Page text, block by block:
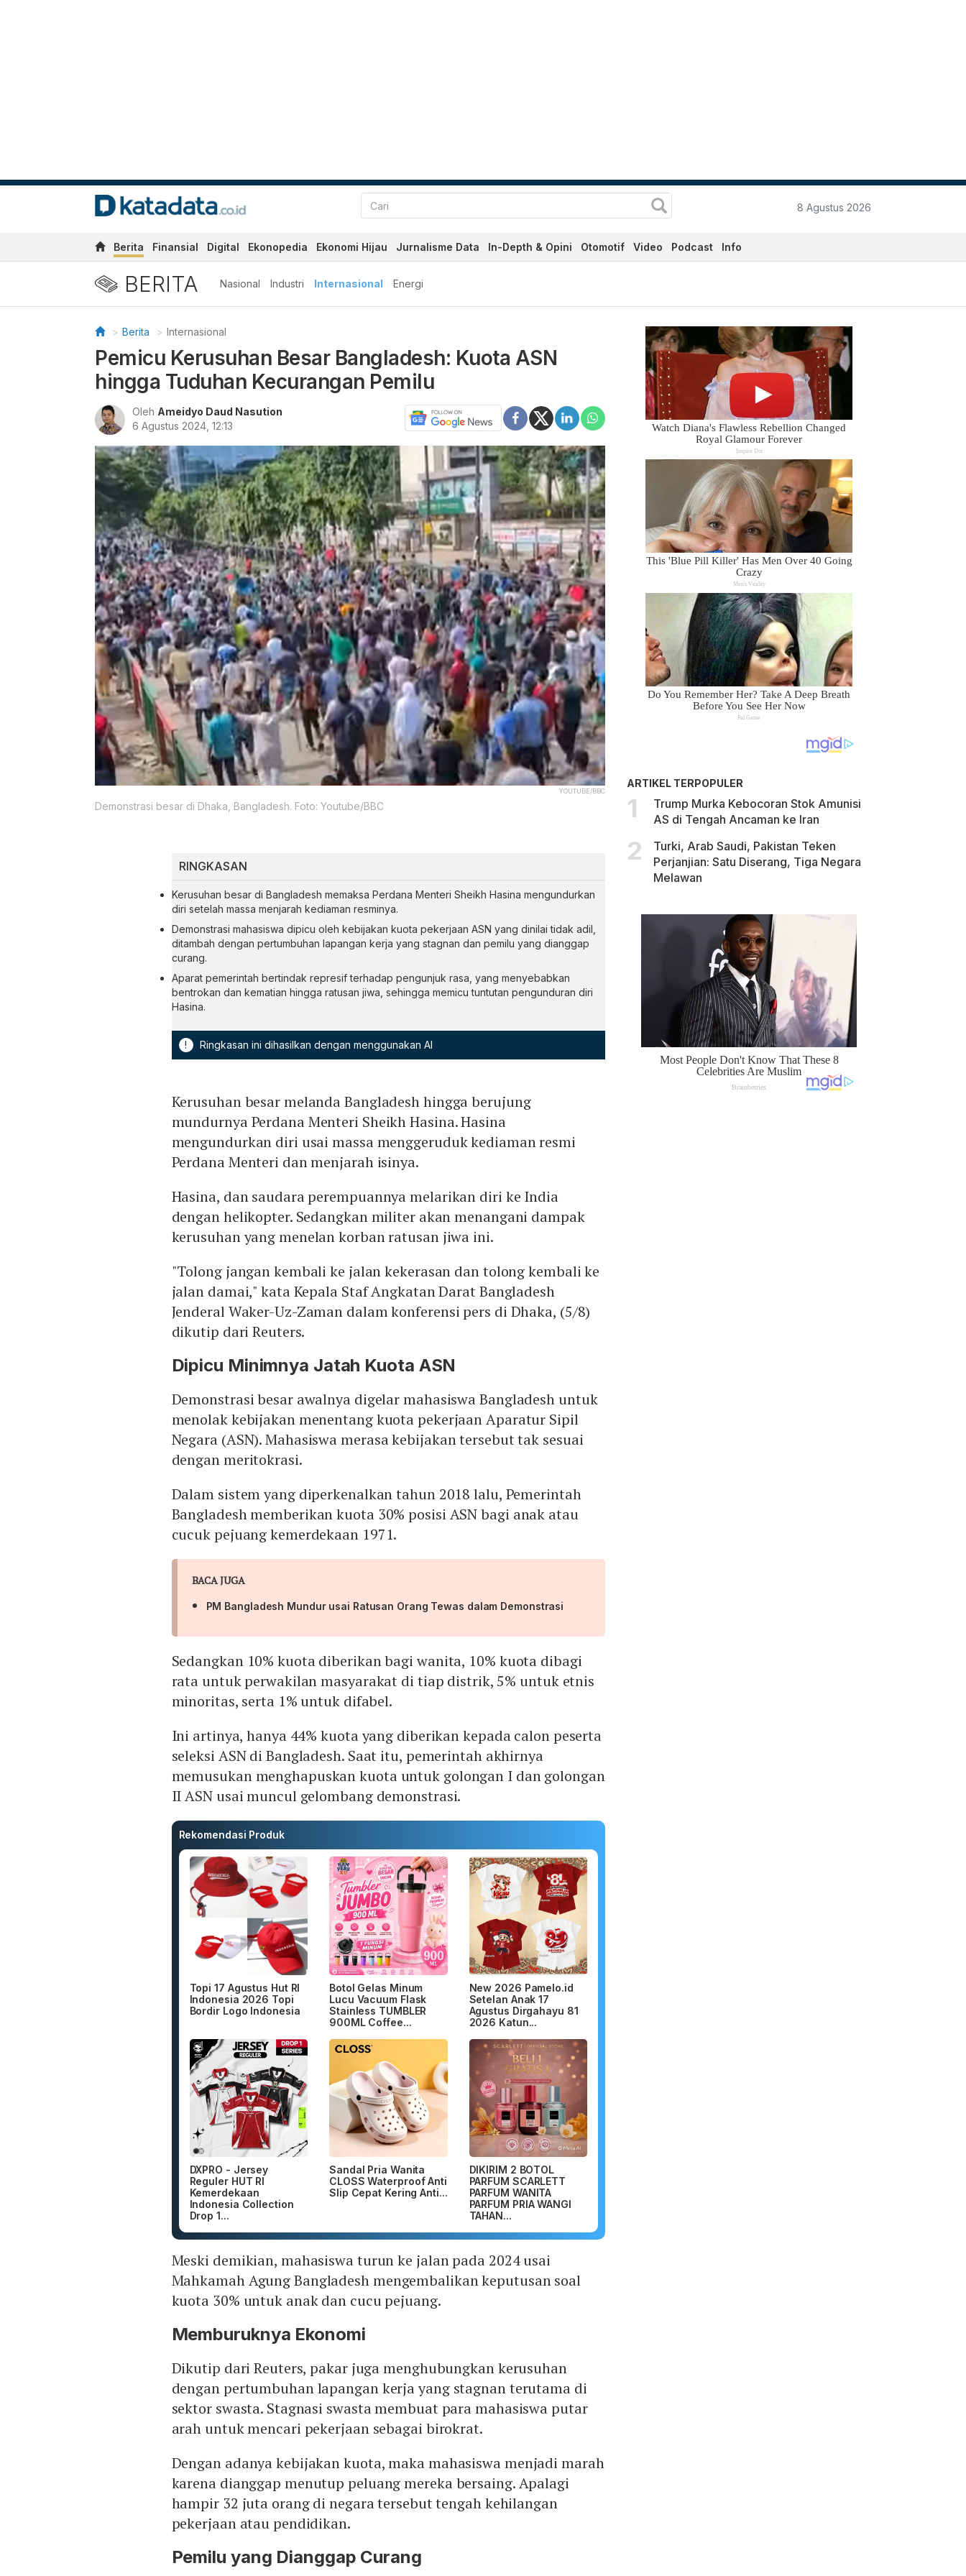
8 Agustus 2026
Berita Finansial Digital Ekonopedia Ekonomi Hijau Jurnalisme Data In-Depth & Opini Otomotif Video Podcast Info
BERITA Nasional Industri Internasional Energi
Berita Internasional
Pemicu Kerusuhan Besar Bangladesh: Kuota ASN
hingga Tuduhan Kecurangan Pemilu
Oleh Ameidyo Daud Nasution
6 Agustus 2024, 12:13
YOUTUBE/BBC
Demonstrasi besar di Dhaka, Bangladesh. Foto: Youtube/BBC
RINGKASAN
Kerusuhan besar di Bangladesh memaksa Perdana Menteri Sheikh Hasina mengundurkan
diri setelah massa menjarah kediaman resminya.
Demonstrasi mahasiswa dipicu oleh kebijakan kuota pekerjaan ASN yang dinilai tidak adil,
ditambah dengan pertumbuhan lapangan kerja yang stagnan dan pemilu yang dianggap
curang.
Aparat pemerintah bertindak represif terhadap pengunjuk rasa, yang menyebabkan
bentrokan dan kematian hingga ratusan jiwa, sehingga memicu tuntutan pengunduran diri
Hasina.
! Ringkasan ini dihasilkan dengan menggunakan AI
Kerusuhan besar melanda Bangladesh hingga berujung
mundurnya Perdana Menteri Sheikh Hasina. Hasina
mengundurkan diri usai massa menggeruduk kediaman resmi
Perdana Menteri dan menjarah isinya.
Hasina, dan saudara perempuannya melarikan diri ke India
dengan helikopter. Sedangkan militer akan menangani dampak
kerusuhan yang menelan korban ratusan jiwa ini.
"Tolong jangan kembali ke jalan kekerasan dan tolong kembali ke
jalan damai," kata Kepala Staf Angkatan Darat Bangladesh
Jenderal Waker-Uz-Zaman dalam konferensi pers di Dhaka, (5/8)
dikutip dari Reuters.
Dipicu Minimnya Jatah Kuota ASN
Demonstrasi besar awalnya digelar mahasiswa Bangladesh untuk
menolak kebijakan menentang kuota pekerjaan Aparatur Sipil
Negara (ASN). Mahasiswa merasa kebijakan tersebut tak sesuai
dengan meritokrasi.
Dalam sistem yang diperkenalkan tahun 2018 lalu, Pemerintah
Bangladesh memberikan kuota 30% posisi ASN bagi anak atau
cucuk pejuang kemerdekaan 1971.
BACA JUGA
PM Bangladesh Mundur usai Ratusan Orang Tewas dalam Demonstrasi
Sedangkan 10% kuota diberikan bagi wanita, 10% kuota dibagi
rata untuk perwakilan masyarakat di tiap distrik, 5% untuk etnis
minoritas, serta 1% untuk difabel.
Ini artinya, hanya 44% kuota yang diberikan kepada calon peserta
seleksi ASN di Bangladesh. Saat itu, pemerintah akhirnya
memusukan menghapuskan kuota untuk golongan I dan golongan
II ASN usai muncul gelombang demonstrasi.
Rekomendasi Produk
Topi 17 Agustus Hut RI
Indonesia 2026 Topi
Bordir Logo Indonesia
Botol Gelas Minum
Lucu Vacuum Flask
Stainless TUMBLER
900ML Coffee...
New 2026 Pamelo.id
Setelan Anak 17
Agustus Dirgahayu 81
2026 Katun...
DXPRO - Jersey
Reguler HUT RI
Kemerdekaan
Indonesia Collection
Drop 1...
Sandal Pria Wanita
CLOSS Waterproof Anti
Slip Cepat Kering Anti...
DIKIRIM 2 BOTOL
PARFUM SCARLETT
PARFUM WANITA
PARFUM PRIA WANGI
TAHAN...
Meski demikian, mahasiswa turun ke jalan pada 2024 usai
Mahkamah Agung Bangladesh mengembalikan keputusan soal
kuota 30% untuk anak dan cucu pejuang.
Memburuknya Ekonomi
Dikutip dari Reuters, pakar juga menghubungkan kerusuhan
dengan pertumbuhan lapangan kerja yang stagnan terutama di
sektor swasta. Stagnasi swasta membuat para mahasiswa putar
arah untuk mencari pekerjaan sebagai birokrat.
Dengan adanya kebijakan kuota, maka mahasiswa menjadi marah
karena dianggap menutup peluang mereka bersaing. Apalagi
hampir 32 juta orang di negara tersebut tengah kehilangan
pekerjaan atau pendidikan.
Pemilu yang Dianggap Curang
ARTIKEL TERPOPULER
Trump Murka Kebocoran Stok Amunisi
AS di Tengah Ancaman ke Iran
Turki, Arab Saudi, Pakistan Teken
Perjanjian: Satu Diserang, Tiga Negara
Melawan